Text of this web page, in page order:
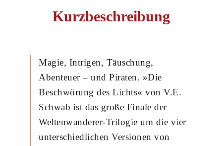
Kurzbeschreibung
Magie, Intrigen, Täuschung,
Abenteuer – und Piraten. »Die
Beschwörung des Lichts« von V.E.
Schwab ist das große Finale der
Weltenwanderer-Trilogie um die vier
unterschiedlichen Versionen von